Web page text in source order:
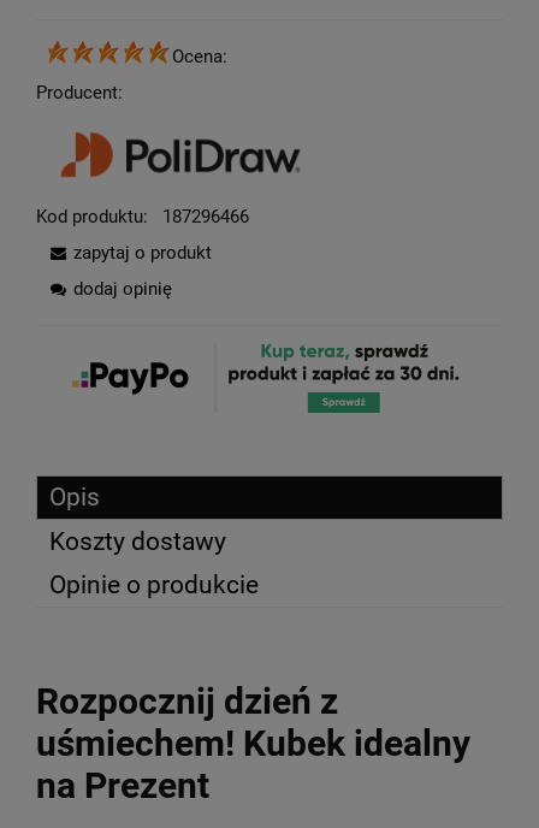
Ocena:
Producent:
Kod produktu:
187296466
zapytaj o produkt
dodaj opinię
Opis
Koszty dostawy
Opinie o produkcie
Rozpocznij dzień z
uśmiechem! Kubek idealny
na Prezent